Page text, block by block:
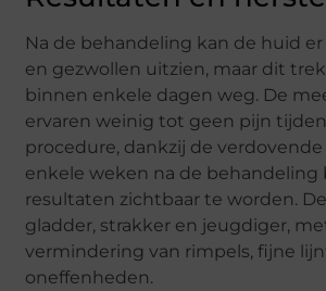
Na de behandeling kan de huid
en gezwollen uitzien, maar dit
binnen enkele dagen weg. De
ervaren weinig tot geen pijn
procedure, dankzij de
enkele weken na de behandeling
resultaten zichtbaar te worden.
gladder, strakker en jeugdiger,
vermindering van rimpels, fijne
oneffenheden.